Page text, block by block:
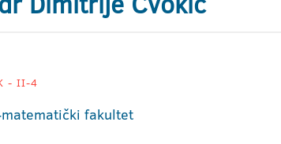
- II-4
fakultet